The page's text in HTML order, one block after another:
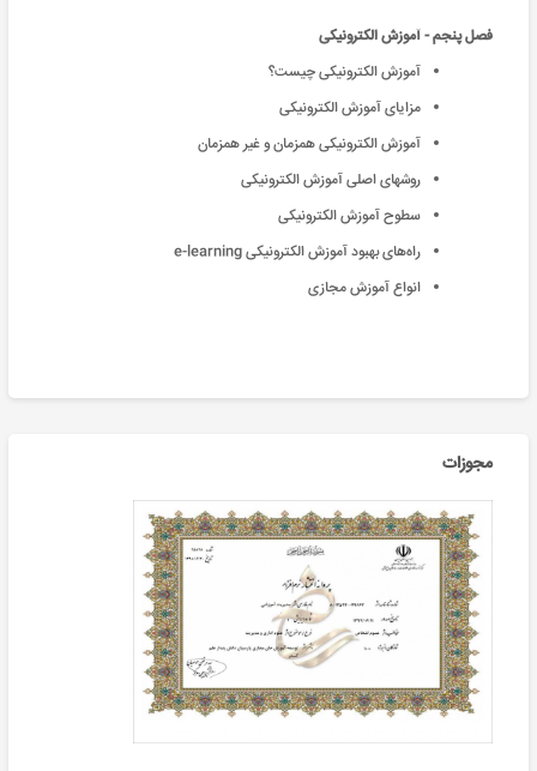
فصل پنجم - آموزش الکترونیکی
آموزش الکترونیکی چیست؟
مزایای آموزش الکترونیکی
آموزش الکترونیکی همزمان و غیر همزمان
روشهای اصلی آموزش الكترونیكی
سطوح آموزش الکترونیکی
راه‌های بهبود آموزش الکترونیکی e-learning
انواع آموزش مجازی
مجوزات